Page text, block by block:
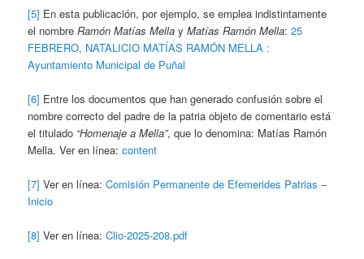
[5] En esta publicación, por ejemplo, se emplea indistintamente
el nombreRamón Matías Mella yMatías Ramón Mella:25
FEBRERO, NATALICIO MATÍAS RAMÓN MELLA :
Ayuntamiento Municipal de Puñal
[6] Entre los documentos que han generado confusión sobre el
nombre correcto del padre de la patria objeto de comentario está
el titulado “Homenaje a Mella”, que lo denomina: Matías Ramón
Mella. Ver en línea:content
[7] Ver en línea:Comisión Permanente de Efemerides Patrias –
Inicio
[8] Ver en línea:Clio-2025-208.pdf